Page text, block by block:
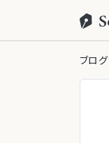
ブログ